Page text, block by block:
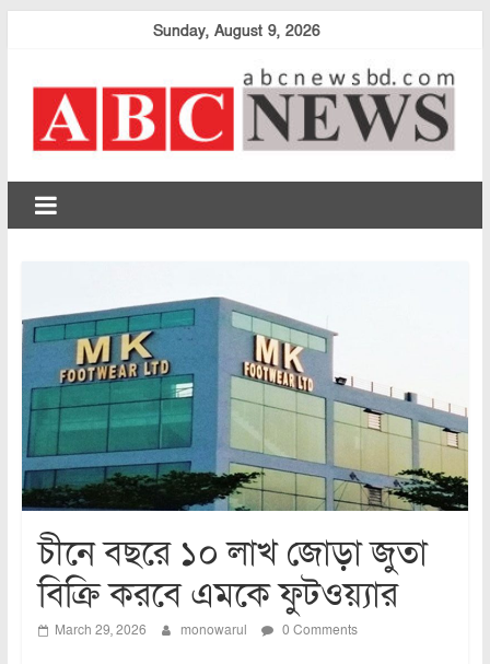
Sunday, August 9, 2026
abcnewsbd
চীনে বছরে ১০ লাখ জোড়া জুতা
বিক্রি করবে এমকে ফুটওয়্যার
March 29, 2026 monowarul 0 Comments